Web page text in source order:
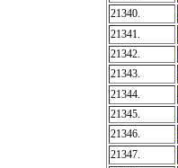
21340.
21341.
21342.
21343.
21344.
21345.
21346.
21347.